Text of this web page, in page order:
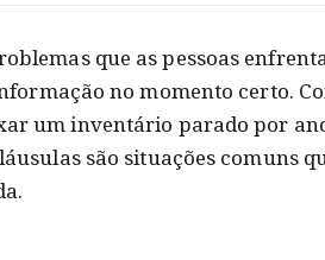
que as pessoas
no momento certo.
um inventário parado por
são situações comuns